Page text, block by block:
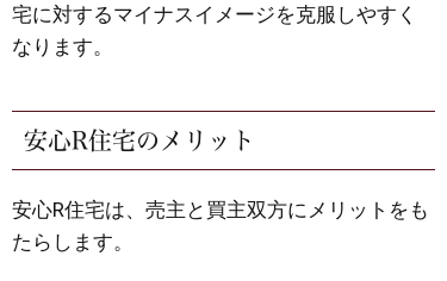
宅に対するマイナスイメージを克服しやすく
なります。
安心R住宅のメリット
安心R住宅は、売主と買主双方にメリットをも
たらします。